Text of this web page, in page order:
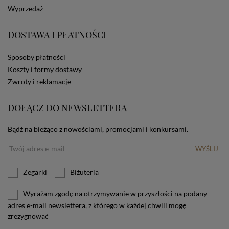
zamieszczane w urządzeniu końcowym każdego
stosowanie plików cookies powinien zmienić
ustawienia swojej przeglądarki.
Wyprzedaż
DOSTAWA I PŁATNOŚCI
Sposoby płatności
Koszty i formy dostawy
Zwroty i reklamacje
DOŁĄCZ DO NEWSLETTERA
Bądź na bieżąco z nowościami, promocjami i konkursami.
WYŚLIJ
Zegarki Biżuteria
Wyrażam zgodę na otrzymywanie w przyszłości na podany
adres e-mail newslettera, z którego w każdej chwili mogę
zrezygnować